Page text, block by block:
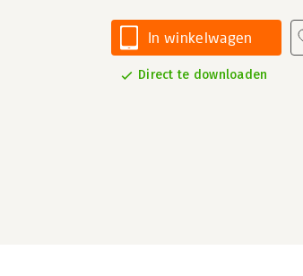
In winkelwagen
Direct te downloaden